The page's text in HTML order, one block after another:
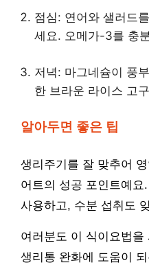
점심: 연어와 샐러드
세요. 오메가-3를 충
저녁: 마그네슘이 풍
한 브라운 라이스 고
알아두면 좋은 팁
생리주기를 잘 맞추어
어트의 성공 포인트예
사용하고, 수분 섭취도
여러분도 이 식이요법
생리통 완화에 도움이